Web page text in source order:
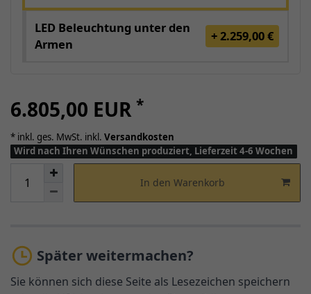
LED Beleuchtung unter den
Armen
+ 2.259,00 €
6.805,00 EUR *
* inkl. ges. MwSt. inkl. Versandkosten
Wird nach Ihren Wünschen produziert, Lieferzeit 4-6 Wochen
In den Warenkorb
Später weitermachen?
Sie können sich diese Seite als Lesezeichen speichern